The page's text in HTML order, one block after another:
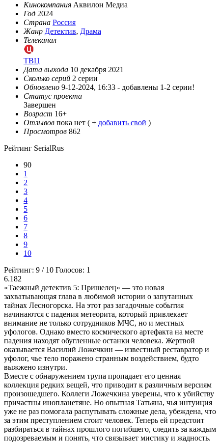
Кинокомпания Аквилон Медиа
Год 2024
Страна Россия
Жанр Детектив, Драма
Телеканал
ТВЦ
Дата выхода 10 декабря 2021
Сколько серий 2 серии
Обновлено 9-12-2024, 16:33 - добавлены 1-2 серии!
Статус проекта
Завершен
Возраст 16+
Отзывов пока нет ( + добавить свой )
Просмотров 862
Рейтинг SerialRus
90
1
2
3
4
5
6
7
8
9
10
Рейтинг: 9 / 10 Голосов: 1
6.182
«Таежный детектив 5: Пришелец» — это новая
захватывающая глава в любимой истории о запутанных
тайнах Лесногорска. На этот раз загадочные события
начинаются с падения метеорита, который привлекает
внимание не только сотрудников МЧС, но и местных
уфологов. Однако вместо космического артефакта на месте
падения находят обугленные останки человека. Жертвой
оказывается Василий Ложечкин — известный реставратор и
уфолог, чье тело поражено странным воздействием, будто
выжжено изнутри.
Вместе с обнаружением трупа пропадает его ценная
коллекция редких вещей, что приводит к различным версиям
произошедшего. Коллеги Ложечкина уверены, что к убийству
причастны инопланетяне. Но опытная Татьяна, чья интуиция
уже не раз помогала распутывать сложные дела, убеждена, что
за этим преступлением стоит человек. Теперь ей предстоит
разбираться в тайнах прошлого погибшего, следить за каждым
подозреваемым и понять, что связывает мистику и жадность.